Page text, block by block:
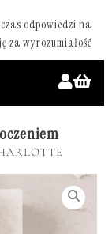
odpowiedzi na
za wyrozumiałość